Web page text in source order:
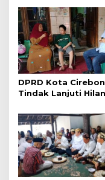
Polisi
DPRD Kota Cirebon
Tindak Lanjuti
Disabilitas